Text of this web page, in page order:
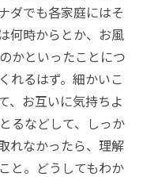
ダでも各家庭にはそ
何時からとか、お風
かといったことにつ
れるはず。細かいこ
、お互いに気持ちよ
るなどして、しっか
れなかったら、理解
と。どうしてもわか